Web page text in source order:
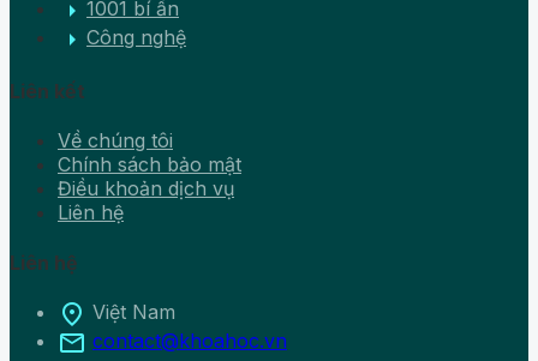
arrow_right 1001 bí ẩn
arrow_right Công nghệ
Liên kết
Về chúng tôi
Chính sách bảo mật
Điều khoản dịch vụ
Liên hệ
Liên hệ
location_on Việt Nam
mail contact@khoahoc.vn